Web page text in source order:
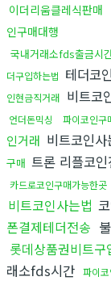
이더리움클레식판매
인구매대행
국내거래소fds출금시
더구입하는법 테더코
인현금직거래 비트코
언더돈믹싱 파이코인구
인거래 비트코인사
구매 트론 리플코
카드로코인구매가능한곳
비트코인사는법
폰결제테더전송
롯데상품권비트구
래소fds시간 파이